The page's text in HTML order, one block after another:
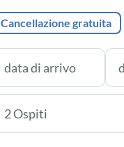
Cancellazione gratuita
2 Ospiti